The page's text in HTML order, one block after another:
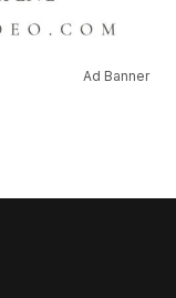
Ad Banner